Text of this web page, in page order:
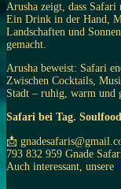
Arusha zeigt, dass
Ein Drink in der Hand,
Landschaften und
gemacht.
Arusha beweist: Safari
Zwischen Cocktails,
Stadt – ruhig, warm und
Safari bei Tag.
📩
793 832 959 Gnade
Auch interessant, unsere